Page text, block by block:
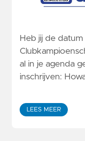
Heb jij de
al in je agenda
inschrijven:
LEES MEER